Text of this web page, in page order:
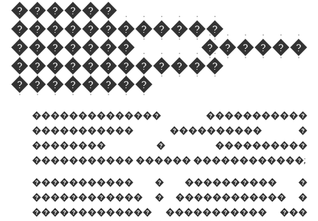
������
������������
������� ������
������������
��������
�������������� �����������
����������� ���������� �
�������� � ����������
����������� ������ ������������;
����������� � ���������� �
������������ � ������������ �
������������� ����������� ���